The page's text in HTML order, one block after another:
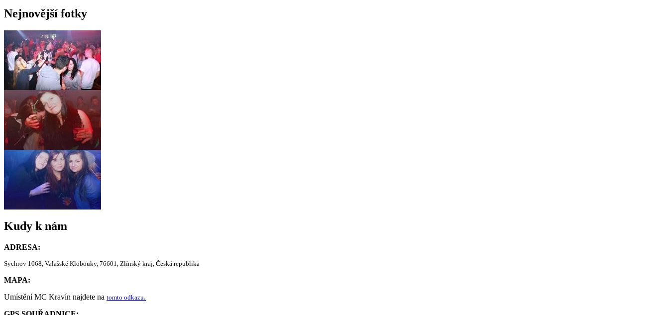
Nejnovější fotky
Kudy k nám
ADRESA:
Sychrov 1068, Valašské Klobouky, 76601, Zlínský kraj, Česká republika
MAPA:
Umístění MC Kravín najdete na tomto odkazu.